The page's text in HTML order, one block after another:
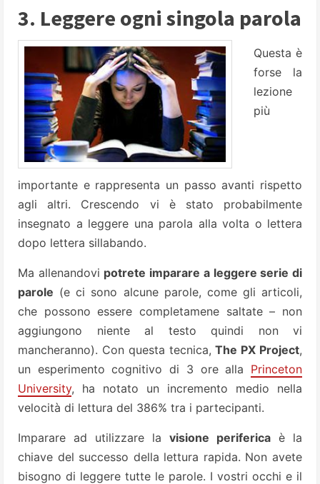
3. Leggere ogni singola parola
Questa è
forse la
lezione
più
importante e rappresenta un passo avanti rispetto
agli altri. Crescendo vi è stato probabilmente
insegnato a leggere una parola alla volta o lettera
dopo lettera sillabando.
Ma allenandovi potrete imparare a leggere serie di
parole (e ci sono alcune parole, come gli articoli,
che possono essere completamene saltate – non
aggiungono niente al testo quindi non vi
mancheranno). Con questa tecnica, The PX Project,
un esperimento cognitivo di 3 ore alla Princeton
University, ha notato un incremento medio nella
velocità di lettura del 386% tra i partecipanti.
Imparare ad utilizzare la visione perifericaè la
chiave del successo della lettura rapida. Non avete
bisogno di leggere tutte le parole. I vostri occhi e il